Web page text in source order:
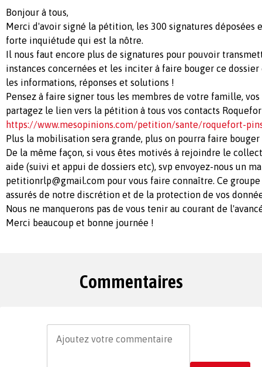
Bonjour à tous,
Merci d'avoir signé la pétition, les 300 signatures déposées
forte inquiétude qui est la nôtre.
Il nous faut encore plus de signatures pour pouvoir
instances concernées et les inciter à faire bouger ce
les informations, réponses et solutions !
Pensez à faire signer tous les membres de votre famille, vos
partagez le lien vers la pétition à tous vos contacts
https://www.mesopinions.com/petition/sante/roquefort-
Plus la mobilisation sera grande, plus on pourra faire
De la même façon, si vous êtes motivés à rejoindre le
aide (suivi et appui de dossiers etc), svp envoyez-nous un
petitionrlp@gmail.com pour vous faire connaître. Ce
assurés de notre discrétion et de la protection de vos
Nous ne manquerons pas de vous tenir au courant de
Merci beaucoup et bonne journée !
Commentaires